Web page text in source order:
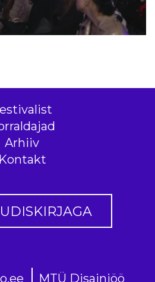
Arhiiv
Kontakt
MTÜ Disainiöö